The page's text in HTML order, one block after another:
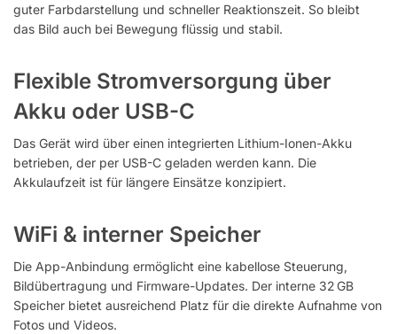
guter Farbdarstellung und schneller Reaktionszeit. So bleibt
das Bild auch bei Bewegung flüssig und stabil.
Flexible Stromversorgung über
Akku oder USB-C
Das Gerät wird über einen integrierten Lithium-Ionen-Akku
betrieben, der per USB-C geladen werden kann. Die
Akkulaufzeit ist für längere Einsätze konzipiert.
WiFi & interner Speicher
Die App-Anbindung ermöglicht eine kabellose Steuerung,
Bildübertragung und Firmware-Updates. Der interne 32 GB
Speicher bietet ausreichend Platz für die direkte Aufnahme von
Fotos und Videos.